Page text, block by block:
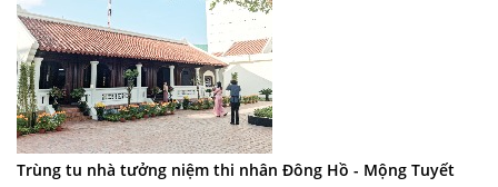
Trùng tu nhà tưởng niệm thi nhân Đông Hồ - Mộng Tuyết